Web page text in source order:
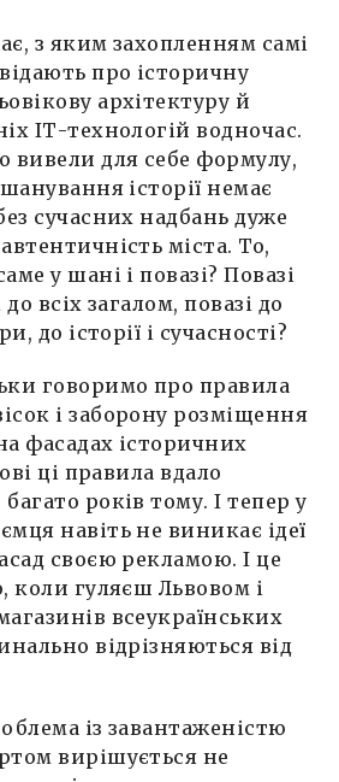
з яким захопленням самі
про історичну
архітектуру й
ІТ-технологій водночас.
вивели для себе формулу,
історії немає
сучасних надбань дуже
міста. То,
у шані і повазі? Повазі
всіх загалом, повазі до
до історії і сучасності?
говоримо про правила
і заборону розміщення
фасадах історичних
ці правила вдало
років тому. І тепер у
навіть не виникає ідеї
своєю рекламою. І це
коли гуляєш Львовом і
всеукраїнських
відрізняються від
із завантаженістю
вирішується не